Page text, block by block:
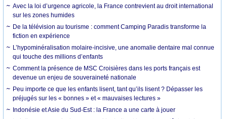
Avec la loi d’urgence agricole, la France contrevient au droit international
sur les zones humides
De la télévision au tourisme : comment Camping Paradis transforme la
fiction en expérience
L’hypominéralisation molaire-incisive, une anomalie dentaire mal connue
qui touche des millions d’enfants
Comment la présence de MSC Croisières dans les ports français est
devenue un enjeu de souveraineté nationale
Peu importe ce que les enfants lisent, tant qu’ils lisent ? Dépasser les
préjugés sur les « bonnes » et « mauvaises lectures »
Indonésie et Asie du Sud-Est : la France a une carte à jouer